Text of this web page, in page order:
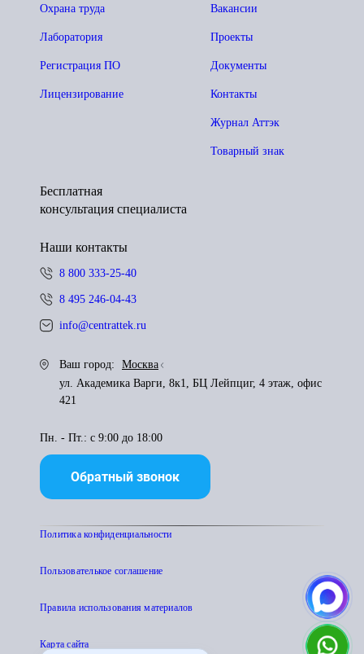
Вакансии
Проекты
Документы
Контакты
Журнал Аттэк
Товарный знак
Охрана труда
Лаборатория
Регистрация ПО
Лицензирование
Бесплатная
консультация специалиста
Наши контакты
8 800 333-25-40
8 495 246-04-43
info@centrattek.ru
Ваш город:
Москва
ул. Академика Варги, 8к1, БЦ Лейпциг, 4 этаж, офис
421
Пн. - Пт.: с 9:00 до 18:00
Обратный звонок
Политика конфиденциальности
Пользователькое соглашение
Правила использования материалов
Карта сайта